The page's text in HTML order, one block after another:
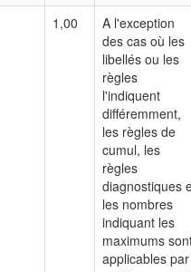
1,00
A l'exception
des cas où les
libellés ou les
règles
l'indiquent
différemment,
les règles de
cumul, les
règles
diagnostiques
les nombres
indiquant les
maximums
applicables par